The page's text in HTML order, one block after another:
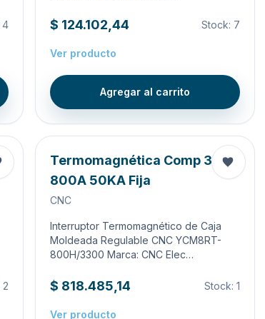
4 $ 124.102,44 Stock: 7
Ver producto
Agregar al carrito
2
Termomagnética Comp 3X
800A 50KA Fija
CNC
Interruptor Termomagnético de Caja
Moldeada Regulable CNC YCM8RT-
800H/3300 Marca: CNC Elec…
$ 818.485,14 Stock: 1
Ver producto